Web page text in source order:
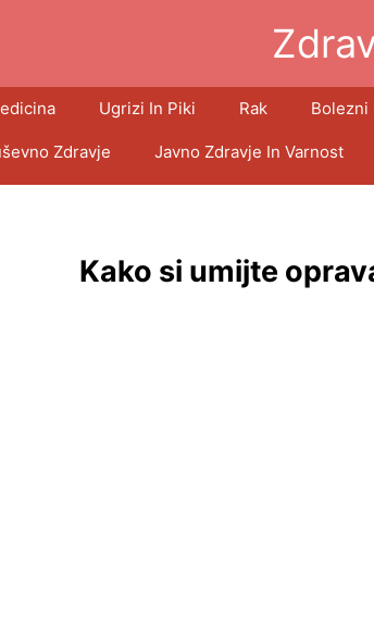
Ugrizi In Piki Rak Bolezni
Zdravje Javno Zdravje In Varnost
Kako si umijte